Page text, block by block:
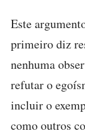
Este
primeiro diz
nenhuma
refutar o
incluir o
como outros